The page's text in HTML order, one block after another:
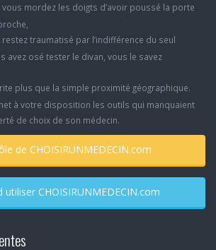
vous mordez les doigts d’avoir poussé la porte
restez traumatisé par l’indifférence du seul
avez osé tester le divan, vous le savez
plus que la simple proximité géographique.
à votre disposition les outils qui manquaient
de choix de son médecin.
Le rôle de CHOISIRUNMEDECIN.com
Quand utiliser CHOISIRUNMEDECIN.com